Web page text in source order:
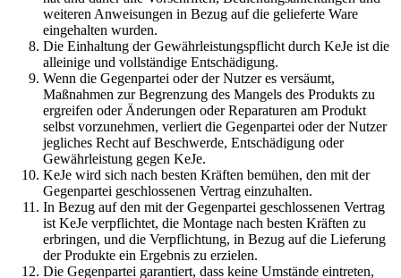
weiteren Anweisungen in Bezug auf die gelieferte Ware
eingehalten wurden.
Die Einhaltung der Gewährleistungspflicht durch KeJe ist die
alleinige und vollständige Entschädigung.
Wenn die Gegenpartei oder der Nutzer es versäumt,
Maßnahmen zur Begrenzung des Mangels des Produkts zu
ergreifen oder Änderungen oder Reparaturen am Produkt
selbst vorzunehmen, verliert die Gegenpartei oder der Nutzer
jegliches Recht auf Beschwerde, Entschädigung oder
Gewährleistung gegen KeJe.
KeJe wird sich nach besten Kräften bemühen, den mit der
Gegenpartei geschlossenen Vertrag einzuhalten.
In Bezug auf den mit der Gegenpartei geschlossenen Vertrag
ist KeJe verpflichtet, die Montage nach besten Kräften zu
erbringen, und die Verpflichtung, in Bezug auf die Lieferung
der Produkte ein Ergebnis zu erzielen.
Die Gegenpartei garantiert, dass keine Umstände eintreten,